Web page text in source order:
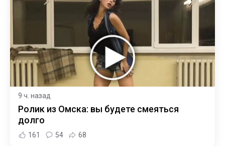
9 ч. назад
Ролик из Омска: вы будете смеяться
долго
161 54 68